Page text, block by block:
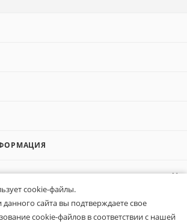
cookie-файлы.
сайта вы подтверждаете свое
cookie-файлов в соответствии с нашей